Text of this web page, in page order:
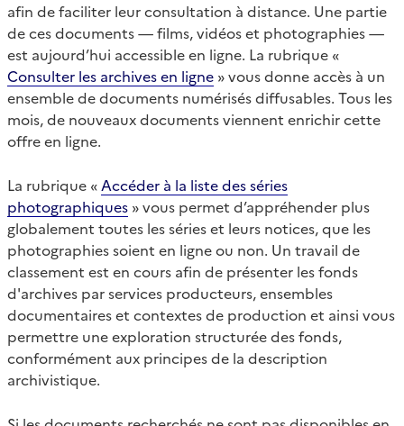
afin de faciliter leur consultation à distance. Une partie
de ces documents — films, vidéos et photographies —
est aujourd’hui accessible en ligne. La rubrique «
Consulter les archives en ligne » vous donne accès à un
ensemble de documents numérisés diffusables. Tous les
mois, de nouveaux documents viennent enrichir cette
offre en ligne.
La rubrique « Accéder à la liste des séries
photographiques » vous permet d’appréhender plus
globalement toutes les séries et leurs notices, que les
photographies soient en ligne ou non. Un travail de
classement est en cours afin de présenter les fonds
d'archives par services producteurs, ensembles
documentaires et contextes de production et ainsi vous
permettre une exploration structurée des fonds,
conformément aux principes de la description
archivistique.